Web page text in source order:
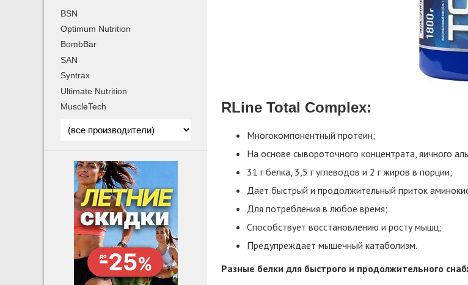
RLine Total Complex:
Многокомпонентный протеин;
На основе сывороточного концентрата, яичного
31 г белка, 3,5 г углеводов и 2 г жиров в порции;
Дает быстрый и продолжительный приток
Для потребления в любое время;
Способствует восстановлению и росту мышц;
Предупреждает мышечный катаболизм.
Разные белки для быстрого и продолжительного
BSN
Optimum Nutrition
BombBar
SAN
Syntrax
Ultimate Nutrition
MuscleTech